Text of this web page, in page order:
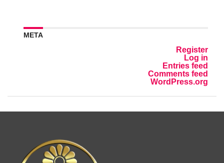
META
Register
Log in
Entries feed
Comments feed
WordPress.org